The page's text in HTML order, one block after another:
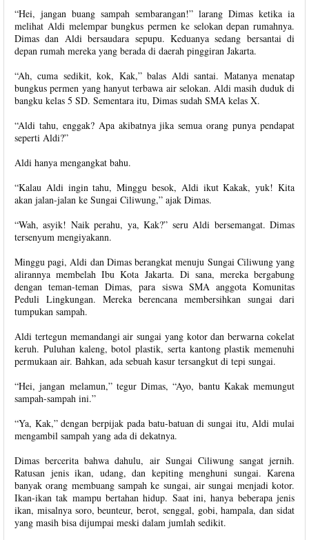
“Hei, jangan buang sampah sembarangan!” larang Dimas ketika ia
melihat Aldi melempar bungkus permen ke selokan depan rumahnya.
Dimas dan Aldi bersaudara sepupu. Keduanya sedang bersantai di
depan rumah mereka yang berada di daerah pinggiran Jakarta.
“Ah, cuma sedikit, kok, Kak,” balas Aldi santai. Matanya menatap
bungkus permen yang hanyut terbawa air selokan. Aldi masih duduk di
bangku kelas 5 SD. Sementara itu, Dimas sudah SMA kelas X.
“Aldi tahu, enggak? Apa akibatnya jika semua orang punya pendapat
seperti Aldi?”
Aldi hanya mengangkat bahu.
“Kalau Aldi ingin tahu, Minggu besok, Aldi ikut Kakak, yuk! Kita
akan jalan-jalan ke Sungai Ciliwung,” ajak Dimas.
“Wah, asyik! Naik perahu, ya, Kak?” seru Aldi bersemangat. Dimas
tersenyum mengiyakann.
Minggu pagi, Aldi dan Dimas berangkat menuju Sungai Ciliwung yang
alirannya membelah Ibu Kota Jakarta. Di sana, mereka bergabung
dengan teman-teman Dimas, para siswa SMA anggota Komunitas
Peduli Lingkungan. Mereka berencana membersihkan sungai dari
tumpukan sampah.
Aldi tertegun memandangi air sungai yang kotor dan berwarna cokelat
keruh. Puluhan kaleng, botol plastik, serta kantong plastik memenuhi
permukaan air. Bahkan, ada sebuah kasur tersangkut di tepi sungai.
“Hei, jangan melamun,” tegur Dimas, “Ayo, bantu Kakak memungut
sampah-sampah ini.”
“Ya, Kak,” dengan berpijak pada batu-batuan di sungai itu, Aldi mulai
mengambil sampah yang ada di dekatnya.
Dimas bercerita bahwa dahulu, air Sungai Ciliwung sangat jernih.
Ratusan jenis ikan, udang, dan kepiting menghuni sungai. Karena
banyak orang membuang sampah ke sungai, air sungai menjadi kotor.
Ikan-ikan tak mampu bertahan hidup. Saat ini, hanya beberapa jenis
ikan, misalnya soro, beunteur, berot, senggal, gobi, hampala, dan sidat
yang masih bisa dijumpai meski dalam jumlah sedikit.